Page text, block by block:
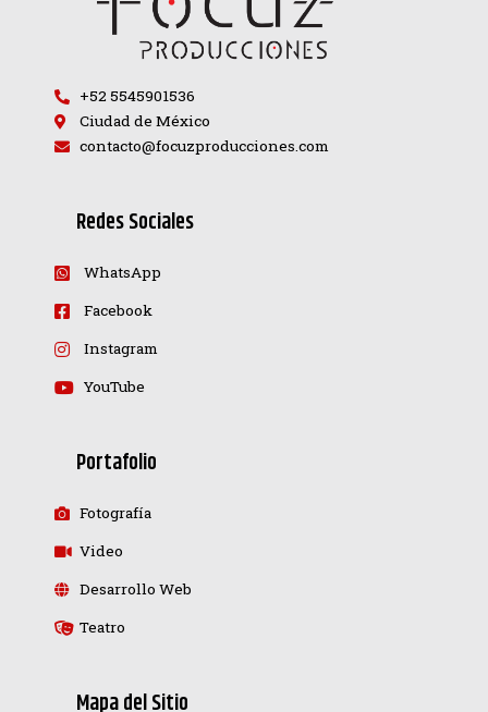
+52 5545901536
Ciudad de México
contacto@focuzproducciones.com
Redes Sociales
WhatsApp
Facebook
Instagram
YouTube
Portafolio
Fotografía
Video
Desarrollo Web
Teatro
Mapa del Sitio